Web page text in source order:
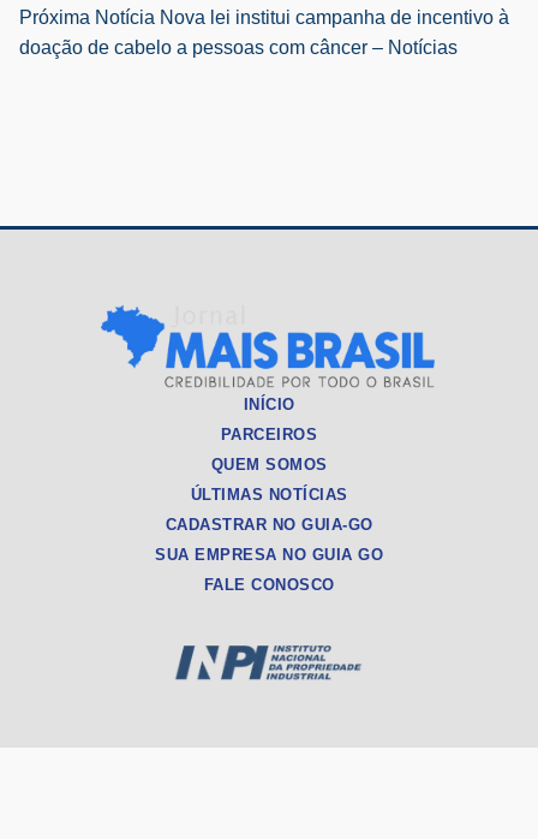
Post
Próxima Notícia Nova lei institui campanha de incentivo à
doação de cabelo a pessoas com câncer – Notícias
INÍCIO
PARCEIROS
QUEM SOMOS
ÚLTIMAS NOTÍCIAS
CADASTRAR NO GUIA-GO
SUA EMPRESA NO GUIA GO
FALE CONOSCO